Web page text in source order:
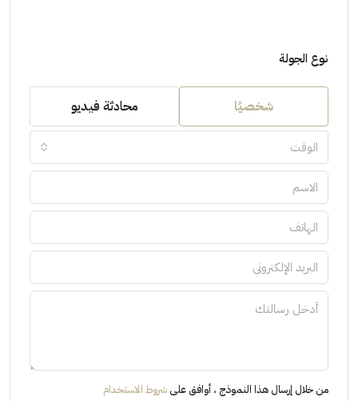
نوع الجولة
شخصيًا محادثة فيديو
الوقت
من خلال إرسال هذا النموذج ، أوافق على شروط الاستخدام